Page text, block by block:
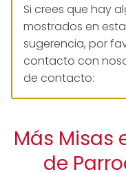
Si crees que hay
mostrados en
sugerencia, por
contacto con
de contacto:
Más Misas
de